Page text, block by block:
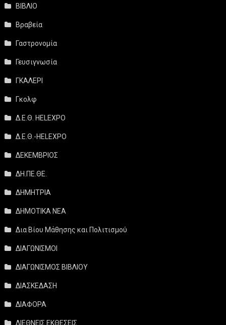
ΒΙΒΛΙΟ
Βραβεία
Γαστρονομία
Γευσιγνωσία
ΓΚΑΛΕΡΙ
Γκολφ
Δ.Ε.Θ. HELEXPO
Δ.Ε.Θ.-HELEXPO
ΔΕΚΕΜΒΡΙΟΣ
ΔΗ.ΠΕ.ΘΕ.
ΔΗΜΗΤΡΙΑ
ΔΗΜΟΤΙΚΑ ΝΕΑ
Δια Βίου Μάθησης και Πολιτισμού
ΔΙΑΓΩΝΙΣΜΟΙ
ΔΙΑΓΩΝΙΣΜΟΣ ΒΙΒΛΙΟΥ
ΔΙΑΣΚΕΔΑΣΗ
ΔΙΑΦΟΡΑ
ΔΙΕΘΝΕΙΣ ΕΚΘΕΣΕΙΣ